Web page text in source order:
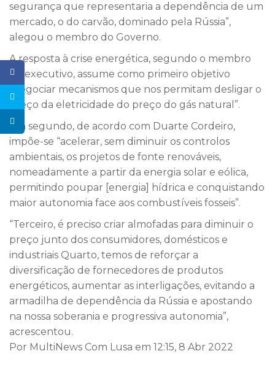
segurança que representaria a dependência de um
mercado, o do carvão, dominado pela Rússia”,
alegou o membro do Governo.
A resposta à crise energética, segundo o membro
do executivo, assume como primeiro objetivo
“negociar mecanismos que nos permitam desligar o
preço da eletricidade do preço do gás natural”.
Em segundo, de acordo com Duarte Cordeiro,
impõe-se “acelerar, sem diminuir os controlos
ambientais, os projetos de fonte renováveis,
nomeadamente a partir da energia solar e eólica,
permitindo poupar [energia] hídrica e conquistando
maior autonomia face aos combustíveis fosseis”.
“Terceiro, é preciso criar almofadas para diminuir o
preço junto dos consumidores, domésticos e
industriais Quarto, temos de reforçar a
diversificação de fornecedores de produtos
energéticos, aumentar as interligações, evitando a
armadilha de dependência da Rússia e apostando
na nossa soberania e progressiva autonomia”,
acrescentou.
Por MultiNews Com Lusa em 12:15, 8 Abr 2022